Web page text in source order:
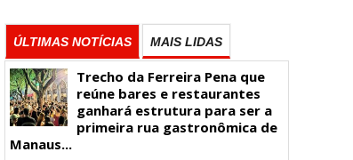
ÚLTIMAS NOTÍCIAS MAIS LIDAS
Trecho da Ferreira Pena que
reúne bares e restaurantes
ganhará estrutura para ser a
primeira rua gastronômica de
Manaus...